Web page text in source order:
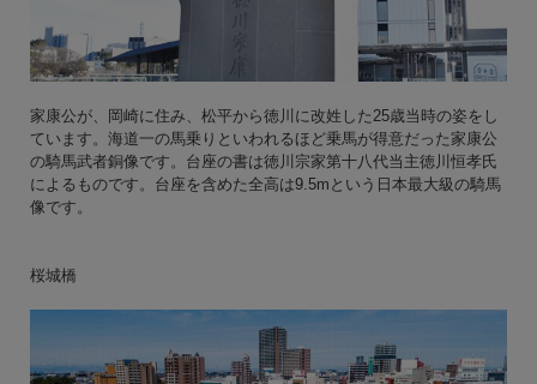
家康公が、岡崎に住み、松平から徳川に改姓した25歳当時の姿をし
ています。海道一の馬乗りといわれるほど乗馬が得意だった家康公
の騎馬武者銅像です。台座の書は徳川宗家第十八代当主徳川恒孝氏
によるものです。台座を含めた全高は9.5mという日本最大級の騎馬
像です。
桜城橋